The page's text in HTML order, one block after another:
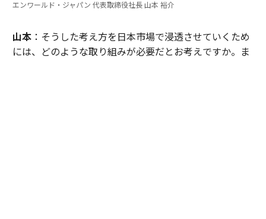
エンワールド・ジャパン 代表取締役社長 山本 裕介
山本：そうした考え方を日本市場で浸透させていくため
には、どのような取り組みが必要だとお考えですか。ま